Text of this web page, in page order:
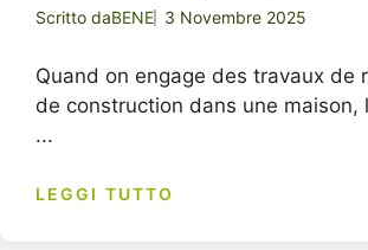
Scritto daBENE 3 Novembre 2025
Quand on engage des travaux de
de construction dans une maison,
...
LEGGI TUTTO